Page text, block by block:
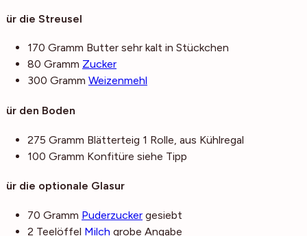
Für die Streusel
170 Gramm Butter sehr kalt in Stückchen
80 Gramm Zucker
300 Gramm Weizenmehl
Für den Boden
275 Gramm Blätterteig 1 Rolle, aus Kühlregal
100 Gramm Konfitüre siehe Tipp
Für die optionale Glasur
70 Gramm Puderzucker gesiebt
2 Teelöffel Milch grobe Angabe